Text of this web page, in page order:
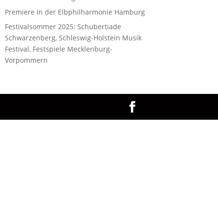
Premiere in der Elbphilharmonie Hamburg
Festivalsommer 2025: Schubertiade
Schwarzenberg, Schleswig-Holstein Musik
Festival, Festspiele Mecklenburg-
Vorpommern